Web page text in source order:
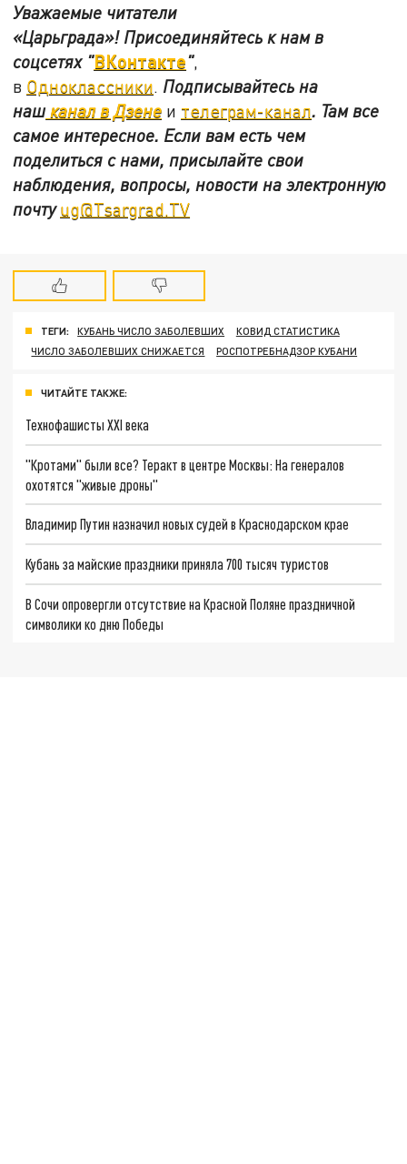
Уважаемые читатели
«Царьграда»! Присоединяйтесь к нам в
соцсетях "ВКонтакте",
в Одноклассники Подписывайтесь на
нашканал в Дзене и телеграм-канал. Там все
самое интересное. Если вам есть чем
поделиться с нами, присылайте свои
наблюдения, вопросы, новости на электронную
почтуug@Tsargrad.TV
ТЕГИ: КУБАНЬ ЧИСЛО ЗАБОЛЕВШИХ
КОВИД СТАТИСТИКА
ЧИСЛО ЗАБОЛЕВШИХ СНИЖАЕТСЯ
РОСПОТРЕБНАДЗОР КУБАНИ
ЧИТАЙТЕ ТАКЖЕ:
Технофашисты XXI века
"Кротами" были все? Теракт в центре Москвы: На генералов
охотятся "живые дроны"
Владимир Путин назначил новых судей в Краснодарском крае
Кубань за майские праздники приняла 700 тысяч туристов
В Сочи опровергли отсутствие на Красной Поляне праздничной
символики ко дню Победы